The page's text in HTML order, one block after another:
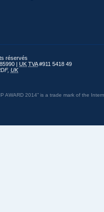
réservés
| UK TVA#911 5418 49
, UK
AWARD 2014” is a trade mark of the